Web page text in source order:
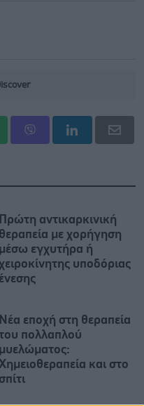
Πρώτη αντικαρκινική
θεραπεία με χορήγηση
μέσω εγχυτήρα ή
υποδόριας
ένεσης
Νέα εποχή στη θεραπεία
πολλαπλού
μυελώματος:
και στο
σπίτι